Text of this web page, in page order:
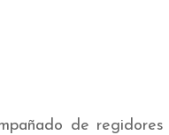
de regidores